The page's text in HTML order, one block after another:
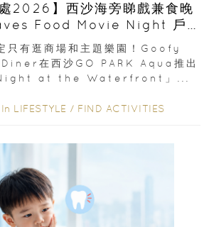
處2026】西沙海旁睇戲兼食晚
Food Movie Night 戶
只有逛商場和主題樂園！Goofy
在西沙GO PARK Aqua推出
at the Waterfront」...
In LIFESTYLE / FIND ACTIVITIES